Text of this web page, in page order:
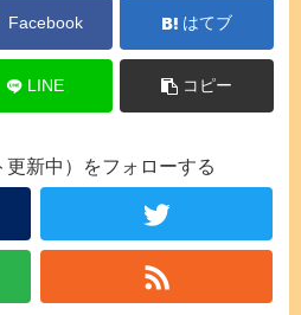
Facebook はてブ
LINE コピー
更新中）をフォローする